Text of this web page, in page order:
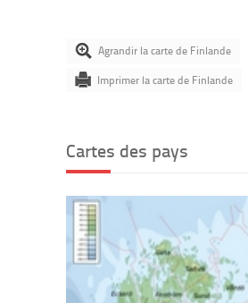
Agrandir la carte de Finlande
Imprimer la carte de Finlande
Cartes des pays